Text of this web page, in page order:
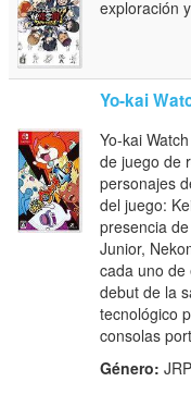
exploración
Yo-kai
Yo-kai
de juego de
personajes
del juego:
presencia
Junior,
cada uno de
debut de la
tecnológico
consolas
Género: